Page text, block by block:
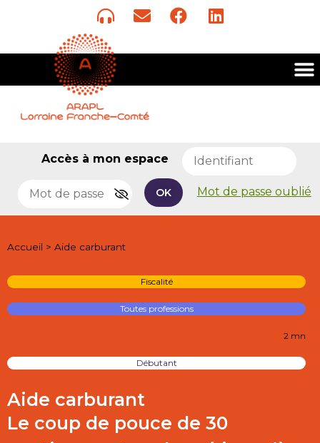
Accès à mon espace
OK Mot de passe oublié
Accueil > Aide carburant
Fiscalité
Toutes professions
2 mn
Débutant
Aide carburant
Le coup de pouce de 30